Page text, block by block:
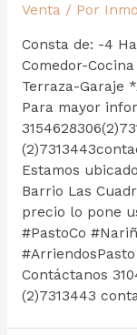
Venta / Por
Consta de: -4
Comedor-
Terraza-Garaje
Para mayor
Estamos
Barrio Las
precio lo pone
#PastoCo
#ArriendosPasto
Contáctanos
(2)7313443